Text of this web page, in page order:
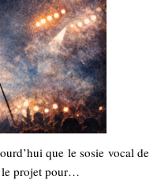
que le sosie vocal de
le projet pour…